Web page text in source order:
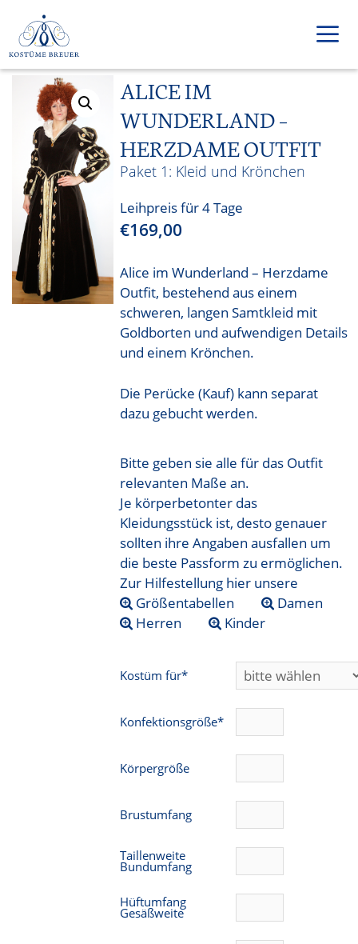
Inhalt
springen
ALICE IM
WUNDERLAND –
HERZDAME OUTFIT
Kleid und Krönchen
Leihpreis für 4 Tage
€169,00
Alice im Wunderland – Herzdame
Outfit, bestehend aus einem
schweren, langen Samtkleid mit
Goldborten und aufwendigen Details
und einem Krönchen.
Die Perücke (Kauf) kann separat
dazu gebucht werden.
Bitte geben sie alle für das Outfit
relevanten Maße an.
Je körperbetonter das
Kleidungsstück ist, desto genauer
sollten ihre Angaben ausfallen um
die beste Passform zu ermöglichen.
Zur Hilfestellung hier unsere
Größentabellen
Damen
Herren
Kinder
Kostüm für*
Konfektionsgröße*
Körpergröße
Brustumfang
Taillenweite
Bundumfang
Hüftumfang
Gesäßweite